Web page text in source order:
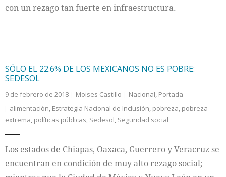
con un rezago tan fuerte en infraestructura.
SÓLO EL 22.6% DE LOS MEXICANOS NO ES POBRE:
SEDESOL
9 de febrero de 2018 Moises Castillo Nacional, Portada
alimentación, Estrategia Nacional de Inclusión, pobreza, pobreza
extrema, políticas públicas, Sedesol, Seguridad social
Los estados de Chiapas, Oaxaca, Guerrero y Veracruz se
encuentran en condición de muy alto rezago social;